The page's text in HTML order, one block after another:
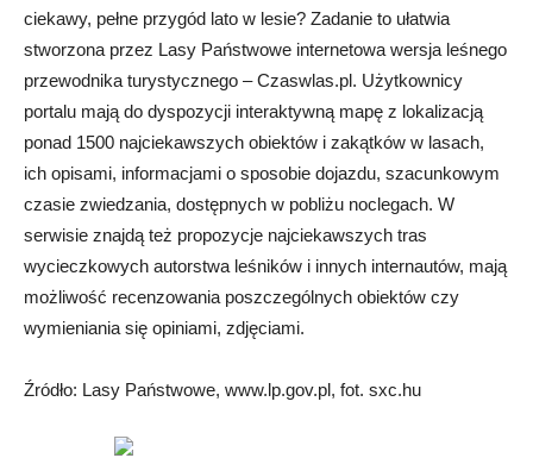
ciekawy, pełne przygód lato w lesie? Zadanie to ułatwia
stworzona przez Lasy Państwowe internetowa wersja leśnego
przewodnika turystycznego – Czaswlas.pl. Użytkownicy
portalu mają do dyspozycji interaktywną mapę z lokalizacją
ponad 1500 najciekawszych obiektów i zakątków w lasach,
ich opisami, informacjami o sposobie dojazdu, szacunkowym
czasie zwiedzania, dostępnych w pobliżu noclegach. W
serwisie znajdą też propozycje najciekawszych tras
wycieczkowych autorstwa leśników i innych internautów, mają
możliwość recenzowania poszczególnych obiektów czy
wymieniania się opiniami, zdjęciami.
Źródło: Lasy Państwowe, www.lp.gov.pl, fot. sxc.hu